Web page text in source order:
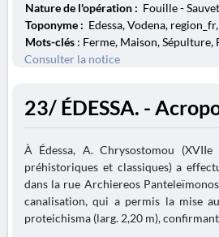
Nature de l'opération : Fouille -
Toponyme : Edessa, Vodena,
Mots-clés : Ferme, Maison, Sépulture,
Consulter la notice
23/ ÉDESSA. -
À Édessa, A. Chrysostomou
préhistoriques et classiques) a
dans la rue Archiereos
canalisation, qui a permis la mise
proteichisma (larg. 2,20 m),